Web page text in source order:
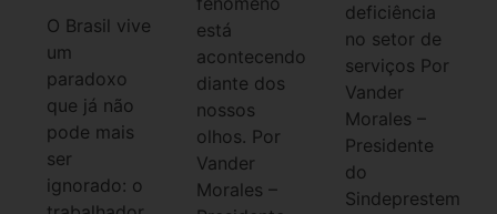
O Brasil vive
um
paradoxo
que já não
pode mais
ser
ignorado: o
está
acontecendo
diante dos
nossos
olhos. Por
Vander
Morales –
deficiência
no setor de
serviços Por
Vander
Morales –
Presidente
do
Sindeprestem